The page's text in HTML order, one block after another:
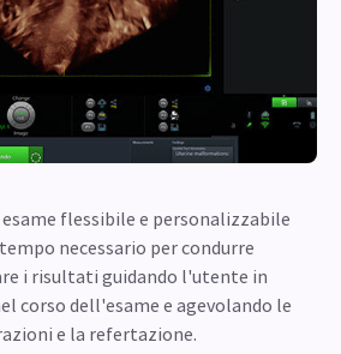
flessibile e personalizzabile
necessario per condurre
i risultati guidando l'utente in
corso dell'esame e agevolando le
e la refertazione.